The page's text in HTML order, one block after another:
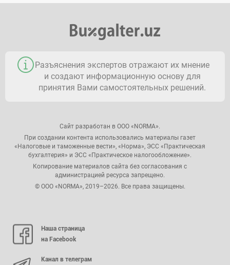
Разъяснения экспертов отражают их мнение
и создают информационную основу для
принятия Вами самостоятельных решений.
Сайт разработан в ООО «NORMA».
При создании контента использовались материалы газет
«Налоговые и таможенные вести», «Норма», ЭСС «Практическая
бухгалтерия» и ЭСС «Практическое налогообложение».
Копирование материалов сайта без согласования с
администрацией ресурса запрещено.
© ООО «NORMA», 2019–2026. Все права защищены.
Наша страница
на Facebook
Канал в телеграм